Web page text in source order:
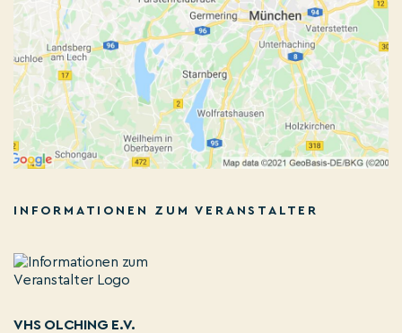
INFORMATIONEN ZUM VERANSTALTER
VHS OLCHING E.V.